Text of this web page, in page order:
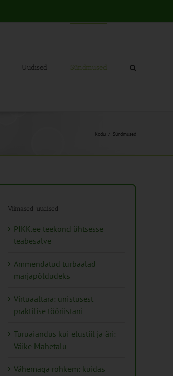
Uudised Sündmused
Kodu Sündmused
Viimased uudised
PIKK.ee teekond ühtsesse
teabesalve
Ammendatud turbaalad
marjapõldudeks
Virtuaaltara: unistusest
praktilise tööriistani
Turuaiandus kui elustiil ja äri:
Väike Mahetalu
Vähemaga rohkem: kuidas